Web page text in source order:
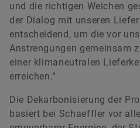
und die richtigen Weichen
der Dialog mit unseren
entscheidend, um die vor
Anstrengungen gemeinsam
einer klimaneutralen
erreichen.“
Die Dekarbonisierung der
basiert bei Schaeffler vor